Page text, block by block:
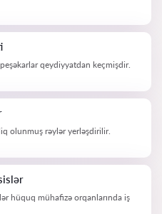
peşəkarlar qeydiyyatdan keçmişdir.
olunmuş rəylər yerləşdirilir.
hüquq mühafizə orqanlarında iş